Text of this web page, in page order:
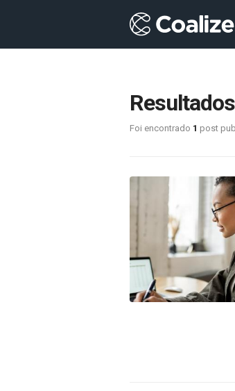
Foi encontrado 1 post